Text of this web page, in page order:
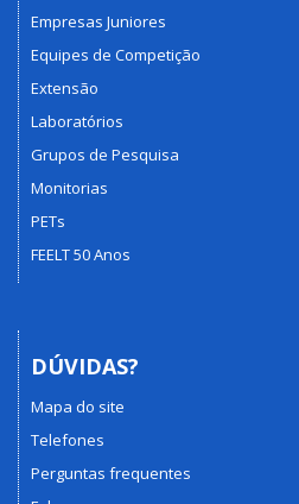
Empresas Juniores
Equipes de Competição
Extensão
Laboratórios
Grupos de Pesquisa
Monitorias
PETs
FEELT 50 Anos
DÚVIDAS?
Mapa do site
Telefones
Perguntas frequentes